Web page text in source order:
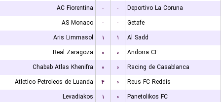
AC Fiorentina
- -
Deportivo La Coruna
AS Monaco
- -
Getafe
Aris Limmasol
۱ ۱
Al Sadd
Real Zaragoza
۰ ۰
Andorra CF
Chabab Atlas Khenifra
۰ ۰
Racing de Casablanca
Atletico Petroleos de Luanda
۴ ۰
Reus FC Reddis
Levadiakos
۱ ۰
Panetolikos FC